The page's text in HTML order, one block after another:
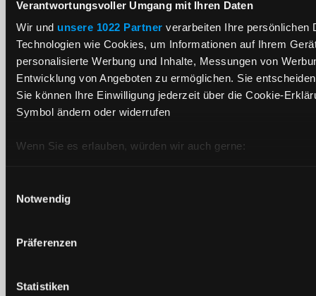
Verantwortungsvoller Umgang mit Ihren Daten
Wir und unsere 1022 Partner verarbeiten Ihre persönlichen
Technologien wie Cookies, um Informationen auf Ihrem
personalisierte Werbung und Inhalte, Messungen von
Entwicklung von Angeboten zu ermöglichen. Sie
Sie können Ihre Einwilligung jederzeit über die Cookie-
Symbol ändern oder widerrufen
Wenn Sie es erlauben, würden wir auch gerne:
Erfahren Sie mehr darüber, wie Ihre persönlichen Daten
Verwendung unserer Website an unsere Partner für soziale
Notwendig
Präferenzen
Statistiken